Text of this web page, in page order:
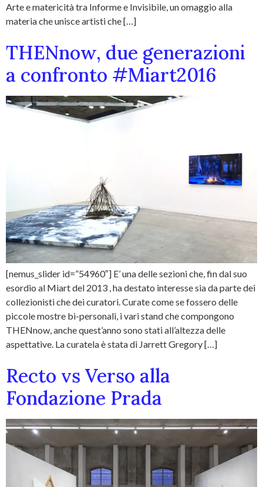
Arte e matericità tra Informe e Invisibile, un omaggio alla
materia che unisce artisti che […]
THENnow, due generazioni
a confronto #Miart2016
[nemus_slider id=”54960″] E’ una delle sezioni che, fin dal suo
esordio al Miart del 2013 , ha destato interesse sia da parte dei
collezionisti che dei curatori. Curate come se fossero delle
piccole mostre bi-personali, i vari stand che compongono
THENnow, anche quest’anno sono stati all’altezza delle
aspettative. La curatela è stata di Jarrett Gregory […]
Recto vs Verso alla
Fondazione Prada